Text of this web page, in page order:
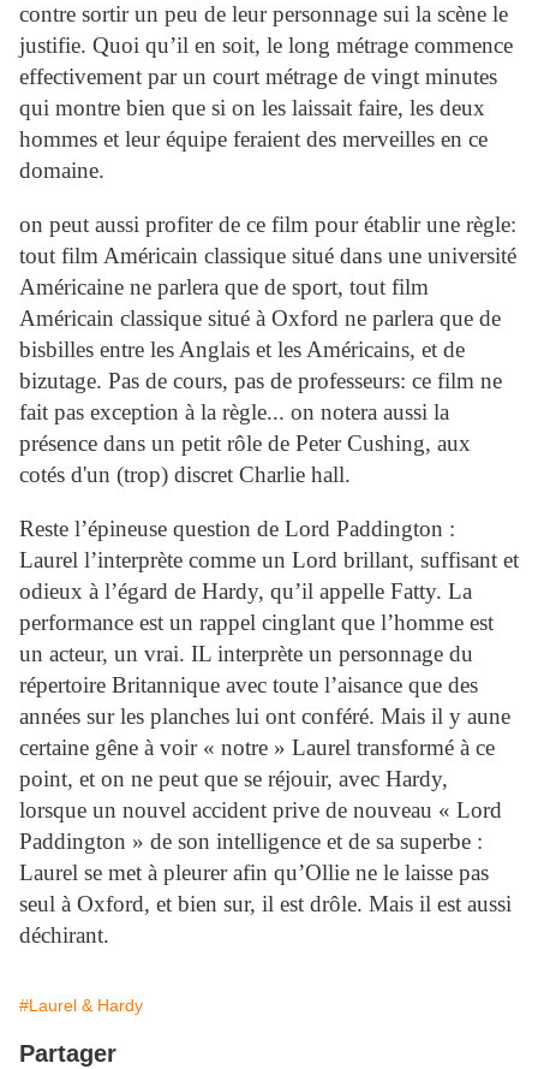
contre sortir un peu de leur personnage sui la scène le
justifie. Quoi qu’il en soit, le long métrage commence
effectivement par un court métrage de vingt minutes
qui montre bien que si on les laissait faire, les deux
hommes et leur équipe feraient des merveilles en ce
domaine.
on peut aussi profiter de ce film pour établir une règle:
tout film Américain classique situé dans une université
Américaine ne parlera que de sport, tout film
Américain classique situé à Oxford ne parlera que de
bisbilles entre les Anglais et les Américains, et de
bizutage. Pas de cours, pas de professeurs: ce film ne
fait pas exception à la règle... on notera aussi la
présence dans un petit rôle de Peter Cushing, aux
cotés d'un (trop) discret Charlie hall.
Reste l’épineuse question de Lord Paddington :
Laurel l’interprète comme un Lord brillant, suffisant et
odieux à l’égard de Hardy, qu’il appelle Fatty. La
performance est un rappel cinglant que l’homme est
un acteur, un vrai. IL interprète un personnage du
répertoire Britannique avec toute l’aisance que des
années sur les planches lui ont conféré. Mais il y aune
certaine gêne à voir « notre » Laurel transformé à ce
point, et on ne peut que se réjouir, avec Hardy,
lorsque un nouvel accident prive de nouveau « Lord
Paddington » de son intelligence et de sa superbe :
Laurel se met à pleurer afin qu’Ollie ne le laisse pas
seul à Oxford, et bien sur, il est drôle. Mais il est aussi
déchirant.
#Laurel & Hardy
Partager